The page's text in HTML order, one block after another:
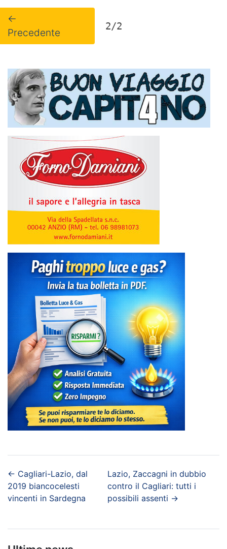
←
Precedente
2/2
← Cagliari-Lazio, dal
2019 biancocelesti
vincenti in Sardegna
Lazio, Zaccagni in dubbio
contro il Cagliari: tutti i
possibili assenti →